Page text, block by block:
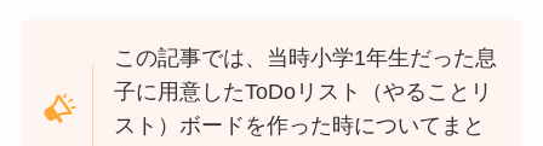
この記事では、当時小学1年生だった息
子に用意したToDoリスト（やることリ
スト）ボードを作った時についてまと